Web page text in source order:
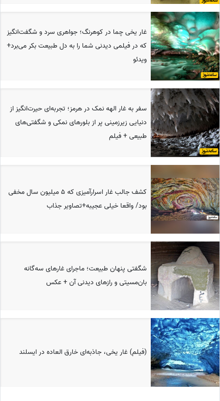
غار یخی چما در کوهرنگ؛ جواهری سرد و شگفت‌انگیز
که در فیلمی دیدنی شما را به دل طبیعت بکر می‌برد+
ویدئو
سفر به غار الهه نمک در هرمز؛ تجربه‌ای حیرت‌انگیز از
دنیایی زیرزمینی پر از بلورهای نمکی و شگفتی‌های
طبیعی + فیلم
کشف جالب غار اسرارآمیزی که 5 میلیون سال مخفی
بود/ واقعا خیلی عجیبه+تصاویر جذاب
شگفتی پنهان طبیعت؛ ماجرای غارهای سه‌گانه
بان‌مسیتی و رازهای دیدنی آن + عکس
(فیلم) غار یخی، جاذبه‌ای خارق العاده در ایسلند